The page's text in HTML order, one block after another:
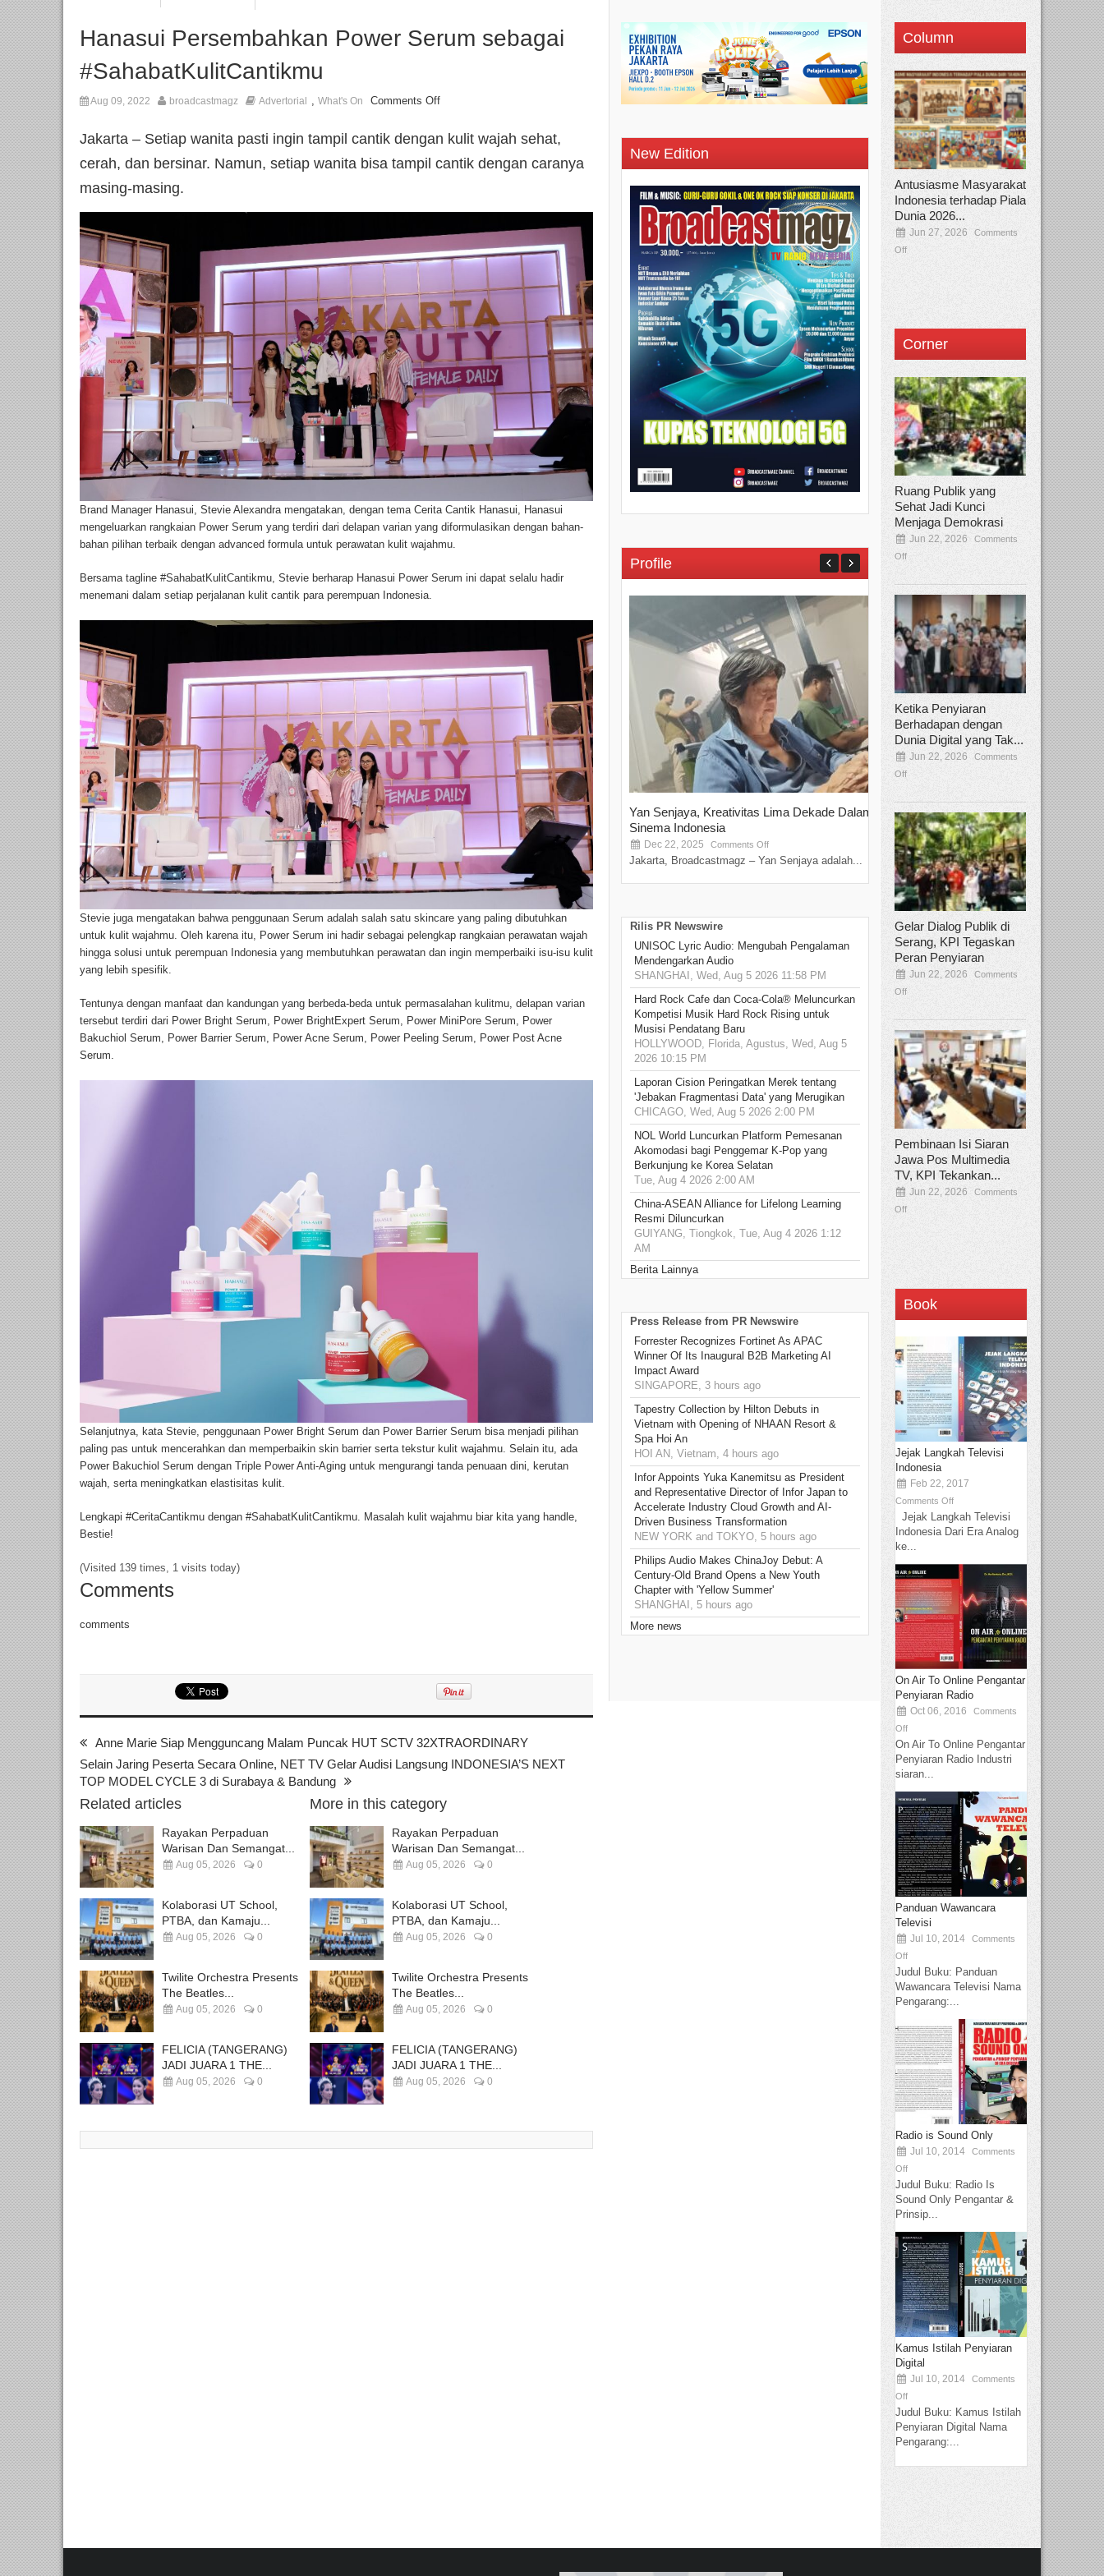
Hanasui Persembahkan Power Serum sebagai
#SahabatKulitCantikmu
Aug 09, 2022 broadcastmagz Advertorial , What's On Comments Off
Jakarta – Setiap wanita pasti ingin tampil cantik dengan kulit wajah sehat,
cerah, dan bersinar. Namun, setiap wanita bisa tampil cantik dengan caranya
masing-masing.
Brand Manager Hanasui, Stevie Alexandra mengatakan, dengan tema Cerita Cantik Hanasui, Hanasui
mengeluarkan rangkaian Power Serum yang terdiri dari delapan varian yang diformulasikan dengan bahan-
bahan pilihan terbaik dengan advanced formula untuk perawatan kulit wajahmu.
Bersama tagline #SahabatKulitCantikmu, Stevie berharap Hanasui Power Serum ini dapat selalu hadir
menemani dalam setiap perjalanan kulit cantik para perempuan Indonesia.
Stevie juga mengatakan bahwa penggunaan Serum adalah salah satu skincare yang paling dibutuhkan
untuk kulit wajahmu. Oleh karena itu, Power Serum ini hadir sebagai pelengkap rangkaian perawatan wajah
hingga solusi untuk perempuan Indonesia yang membutuhkan perawatan dan ingin memperbaiki isu-isu kulit
yang lebih spesifik.
Tentunya dengan manfaat dan kandungan yang berbeda-beda untuk permasalahan kulitmu, delapan varian
tersebut terdiri dari Power Bright Serum, Power BrightExpert Serum, Power MiniPore Serum, Power
Bakuchiol Serum, Power Barrier Serum, Power Acne Serum, Power Peeling Serum, Power Post Acne
Serum.
Selanjutnya, kata Stevie, penggunaan Power Bright Serum dan Power Barrier Serum bisa menjadi pilihan
paling pas untuk mencerahkan dan memperbaikin skin barrier serta tekstur kulit wajahmu. Selain itu, ada
Power Bakuchiol Serum dengan Triple Power Anti-Aging untuk mengurangi tanda penuaan dini, kerutan
wajah, serta meningkatkan elastisitas kulit.
Lengkapi #CeritaCantikmu dengan #SahabatKulitCantikmu. Masalah kulit wajahmu biar kita yang handle,
Bestie!
(Visited 139 times, 1 visits today)
Comments
comments
Anne Marie Siap Mengguncang Malam Puncak HUT SCTV 32XTRAORDINARY
Selain Jaring Peserta Secara Online, NET TV Gelar Audisi Langsung INDONESIA’S NEXT
TOP MODEL CYCLE 3 di Surabaya & Bandung
Related articles
Rayakan Perpaduan
Warisan Dan Semangat...
Aug 05, 2026 0
Kolaborasi UT School,
PTBA, dan Kamaju...
Aug 05, 2026 0
Twilite Orchestra Presents
The Beatles...
Aug 05, 2026 0
FELICIA (TANGERANG)
JADI JUARA 1 THE...
Aug 05, 2026 0
More in this category
Rayakan Perpaduan
Warisan Dan Semangat...
Aug 05, 2026 0
Kolaborasi UT School,
PTBA, dan Kamaju...
Aug 05, 2026 0
Twilite Orchestra Presents
The Beatles...
Aug 05, 2026 0
FELICIA (TANGERANG)
JADI JUARA 1 THE...
Aug 05, 2026 0
New Edition
Profile
Yan Senjaya, Kreativitas Lima Dekade Dalam
Sinema Indonesia
Dec 22, 2025 Comments Off
Jakarta, Broadcastmagz – Yan Senjaya adalah...
Tamee Irelly Menjadi Juri Open
Film Terbaru...
Sep 08, 2025 Comments Off
Bekasi, Broadcastmagz – Dalam upaya
talenta...
Rilis PR Newswire
UNISOC Lyric Audio: Mengubah Pengalaman
Mendengarkan Audio
SHANGHAI, Wed, Aug 5 2026 11:58 PM
Hard Rock Cafe dan Coca-Cola® Meluncurkan
Kompetisi Musik Hard Rock Rising untuk
Musisi Pendatang Baru
HOLLYWOOD, Florida, Agustus, Wed, Aug 5
2026 10:15 PM
Laporan Cision Peringatkan Merek tentang
'Jebakan Fragmentasi Data' yang Merugikan
CHICAGO, Wed, Aug 5 2026 2:00 PM
NOL World Luncurkan Platform Pemesanan
Akomodasi bagi Penggemar K-Pop yang
Berkunjung ke Korea Selatan
Tue, Aug 4 2026 2:00 AM
China-ASEAN Alliance for Lifelong Learning
Resmi Diluncurkan
GUIYANG, Tiongkok, Tue, Aug 4 2026 1:12
AM
Berita Lainnya
Press Release from PR Newswire
Forrester Recognizes Fortinet As APAC
Winner Of Its Inaugural B2B Marketing AI
Impact Award
SINGAPORE, 3 hours ago
Tapestry Collection by Hilton Debuts in
Vietnam with Opening of NHAAN Resort &
Spa Hoi An
HOI AN, Vietnam, 4 hours ago
Infor Appoints Yuka Kanemitsu as President
and Representative Director of Infor Japan to
Accelerate Industry Cloud Growth and AI-
Driven Business Transformation
NEW YORK and TOKYO, 5 hours ago
Philips Audio Makes ChinaJoy Debut: A
Century-Old Brand Opens a New Youth
Chapter with 'Yellow Summer'
SHANGHAI, 5 hours ago
More news
Column
Antusiasme Masyarakat
Indonesia terhadap Piala
Dunia 2026...
Jun 27, 2026
Comments
Off
Corner
Ruang Publik yang
Sehat Jadi Kunci
Menjaga Demokrasi
Jun 22, 2026
Comments
Off
Ketika Penyiaran
Berhadapan dengan
Dunia Digital yang Tak...
Jun 22, 2026
Comments
Off
Gelar Dialog Publik di
Serang, KPI Tegaskan
Peran Penyiaran
Jun 22, 2026
Comments
Off
Pembinaan Isi Siaran
Jawa Pos Multimedia
TV, KPI Tekankan...
Jun 22, 2026
Comments
Off
Book
Jejak Langkah Televisi
Indonesia
Feb 22, 2017
Comments Off
Jejak Langkah Televisi
Indonesia Dari Era Analog
ke...
On Air To Online Pengantar
Penyiaran Radio
Oct 06, 2016
Comments
Off
On Air To Online Pengantar
Penyiaran Radio Industri
siaran...
Panduan Wawancara
Televisi
Jul 10, 2014
Comments
Off
Judul Buku: Panduan
Wawancara Televisi Nama
Pengarang:...
Radio is Sound Only
Jul 10, 2014
Comments
Off
Judul Buku: Radio Is
Sound Only Pengantar &
Prinsip...
Kamus Istilah Penyiaran
Digital
Jul 10, 2014
Comments
Off
Judul Buku: Kamus Istilah
Penyiaran Digital Nama
Pengarang:...